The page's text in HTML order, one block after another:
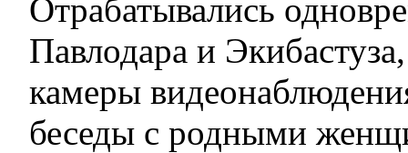
Отрабатывались
Павлодара и
камеры
беседы с родными